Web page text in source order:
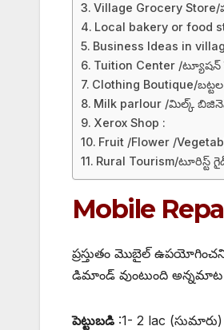
Village Grocery Store/
Local bakery or food
Business Ideas in
Tuition Center /ట్యూషన్
Clothing Boutique/
Milk parlour /మిల్క్
Xerox Shop :
Fruit /Flower /
Rural Tourism/టూరిస్ట్
Mobile
ప్రస్తుతం మొబైల్
డిమాండ్ వుంటుంది అన్నమాట
పెట్టుబడి :1- 2 lac (సుమారు)